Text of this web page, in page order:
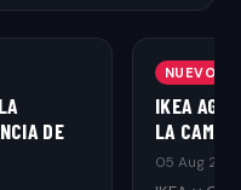
DE
NUEVO
IKEA
LA
05 Aug